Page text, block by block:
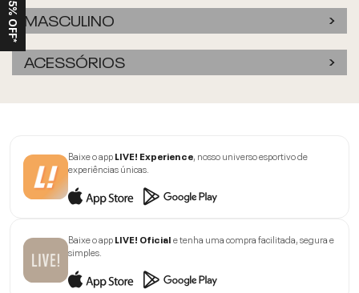
MASCULINO
ACESSÓRIOS
Baixe o appLIVE! Experience, nosso universo esportivo de
experiências únicas.
Baixe o appLIVE! Oficiale tenha uma compra facilitada, segura e
simples.